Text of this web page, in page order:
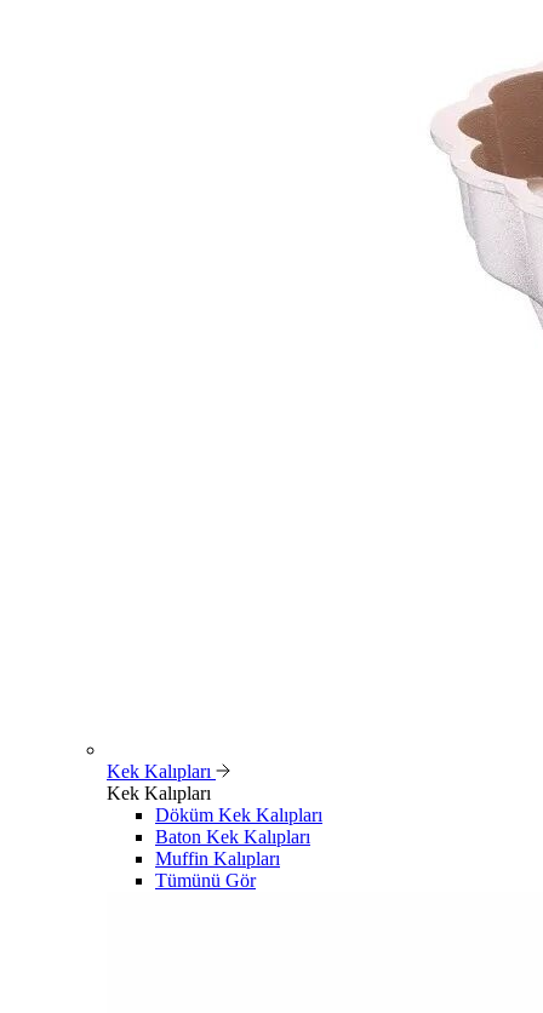
Kek Kalıpları
Kek Kalıpları
Döküm Kek Kalıpları
Baton Kek Kalıpları
Muffin Kalıpları
Tümünü Gör